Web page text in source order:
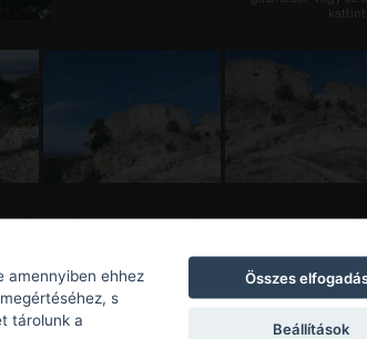
amennyiben ehhez
s
tárolunk a
Összes
Beállítások